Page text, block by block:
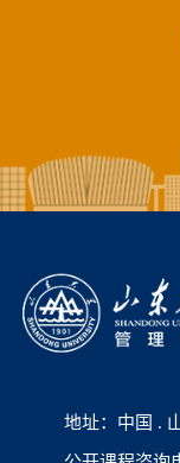
地址：中国 .